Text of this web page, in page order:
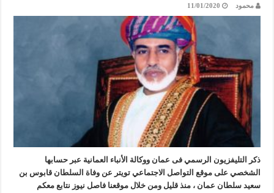
محمود 11/01/2020
ذكر التليفزيون الرسمي فى عمان ووكالة الأنباء العمانية عبر حسابها
الشخصي على موقع التواصل الاجتماعي تويتر عن وفاة السلطان قابوس بن
سعيد سلطان عمان ، منذ قليل ومن خلال موقعنا فاصل نيوز نتابع معكم